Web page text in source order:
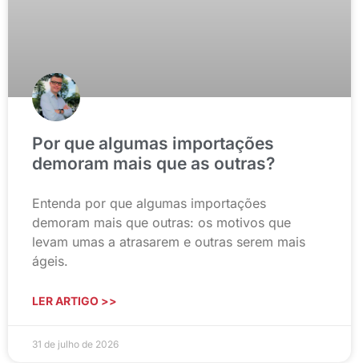
Por que algumas importações
demoram mais que as outras?
Entenda por que algumas importações
demoram mais que outras: os motivos que
levam umas a atrasarem e outras serem mais
ágeis.
LER ARTIGO >>
31 de julho de 2026